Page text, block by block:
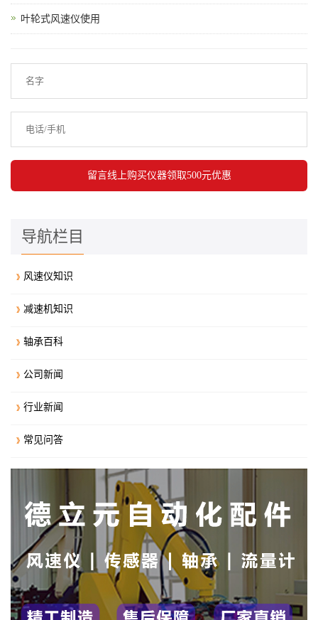
叶轮式风速仪使用
导航栏目
风速仪知识
减速机知识
轴承百科
公司新闻
行业新闻
常见问答